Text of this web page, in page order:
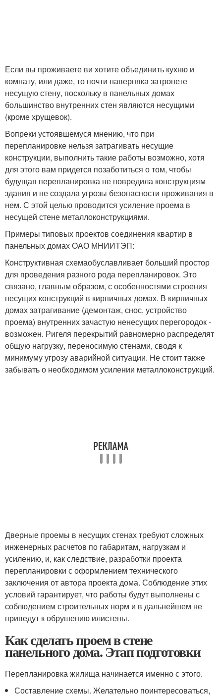
Если вы проживаете ви хотите объединить кухню и
комнату, или даже, то почти наверняка затронете
несущую стену, поскольку в панельных домах
большинство внутренних стен являются несущими
(кроме хрущевок).
Вопреки устоявшемуся мнению, что при
перепланировке нельзя затрагивать несущие
конструкции, выполнить такие работы возможно, хотя
для этого вам придется позаботиться о том, чтобы
будущая перепланировка не повредила конструкциям
здания и не создала угрозы безопасности проживания в
нем. С этой целью проводится усиление проема в
несущей стене металлоконструкциями.
Примеры типовых проектов соединения квартир в
панельных домах ОАО МНИИТЭП:
Конструктивная схемаобуславливает больший простор
для проведения разного рода перепланировок. Это
связано, главным образом, с особенностями строения
несущих конструкций в кирпичных домах. В кирпичных
домах затрагивание (демонтаж, снос, устройство
проема) внутренних зачастую ненесущих перегородок -
возможен. Ригеля перекрытий равномерно распределят
общую нагрузку, переносимую стенами, сводя к
минимуму угрозу аварийной ситуации. Не стоит также
забывать о необходимом усилении металлоконструкций.
Дверные проемы в несущих стенах требуют сложных
инженерных расчетов по габаритам, нагрузкам и
усилению, и, как следствие, разработки проекта
перепланировки с оформлением технического
заключения от автора проекта дома. Соблюдение этих
условий гарантирует, что работы будут выполнены с
соблюдением строительных норм и в дальнейшем не
приведут к обрушению илистены.
Как сделать проем в стене
панельного дома. Этап подготовки
Перепланировка жилища начинается именно с этого.
Составление схемы. Желательно поинтересоваться,